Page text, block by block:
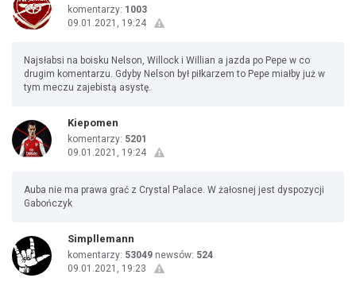
komentarzy: 1003
09.01.2021, 19:24
Najsłabsi na boisku Nelson, Willock i Willian a jazda po Pepe w co
drugim komentarzu. Gdyby Nelson był piłkarzem to Pepe miałby już w
tym meczu zajebistą asystę.
Kiepomen
komentarzy: 5201
09.01.2021, 19:24
Auba nie ma prawa grać z Crystal Palace. W żałosnej jest dyspozycji
Gabończyk
Simpllemann
komentarzy: 53049 newsów: 524
09.01.2021, 19:23